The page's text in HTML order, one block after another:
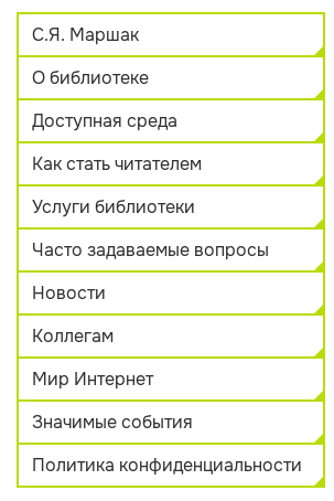
С.Я. Маршак
О библиотеке
Доступная среда
Как стать читателем
Услуги библиотеки
Часто задаваемые вопросы
Новости
Коллегам
Мир Интернет
Значимые события
Политика конфиденциальности